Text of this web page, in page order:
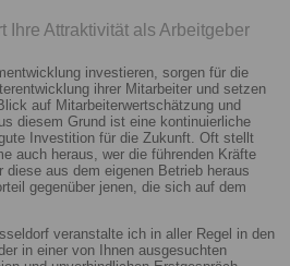
Ihre Attraktivität als Arbeitgeber
investieren, sorgen für die
ihrer Mitarbeiter und setzen
auf Mitarbeiterwertschätzung und
diesem Grund ist eine kontinuierliche
Investition für die Zukunft. Oft stellt
auch heraus, wer die führenden Kräfte
aus dem eigenen Betrieb heraus
gegenüber jenen, die sich auf dem
veranstalte ich in aller Regel in den
in einer von Ihnen ausgesuchten